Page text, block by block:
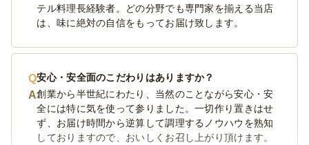
テル料理長経験者。どの分野でも専門家を揃える当店
は、味に絶対の自信をもってお届け致します。
安心・安全面のこだわりはありますか？
創業から半世紀にわたり、当然のことながら安心・安
全には特に気を使って参りました。一切作り置きはせ
ず、お届け時間から逆算して調理するノウハウを熟知
しておりますので、おいしくお召し上がり頂けます。